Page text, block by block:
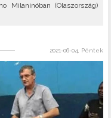
Milaninóban (Olaszország)
2021-06-04, Péntek